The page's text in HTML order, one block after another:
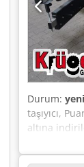
Durum: yeni
taşıyıcı,
altına
uzunluğu:
testere